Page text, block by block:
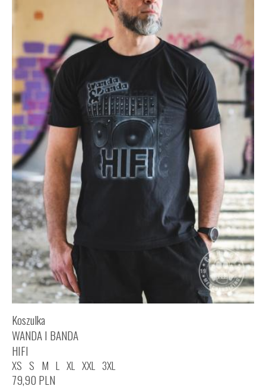
Koszulka
WANDA I BANDA
HIFI
XS S M L XL XXL 3XL
79,90 PLN